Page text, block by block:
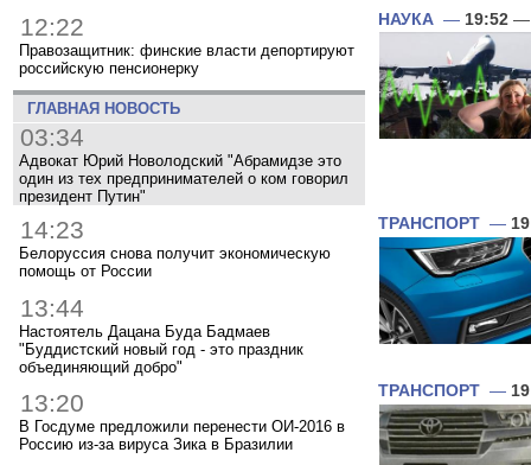
12:22
Правозащитник: финские власти депортируют
российскую пенсионерку
ГЛАВНАЯ НОВОСТЬ
03:34
Адвокат Юрий Новолодский "Абрамидзе это
один из тех предпринимателей о ком говорил
президент Путин"
14:23
Белоруссия снова получит экономическую
помощь от России
13:44
Настоятель Дацана Буда Бадмаев
"Буддистский новый год - это праздник
объединяющий добро"
13:20
В Госдуме предложили перенести ОИ-2016 в
Россию из-за вируса Зика в Бразилии
НАУКА — 19:52 —
ТРАНСПОРТ —
ТРАНСПОРТ —